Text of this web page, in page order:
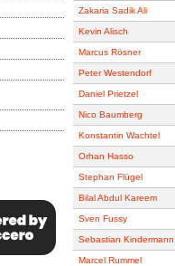
Zakaria Sadik Ali
Kevin Alisch
Marcus Rösner
Peter Westendorf
Daniel Prietzel
Nico Baumberg
Konstantin Wachtel
Orhan Hasso
Stephan Flügel
Bilal Abdul Kareem
Sven Fussy
Sebastian Kindermann
Marcel Rummel